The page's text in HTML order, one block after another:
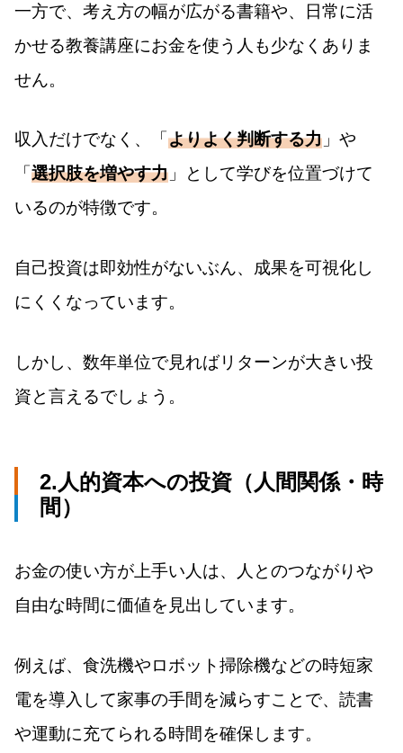
一方で、考え方の幅が広がる書籍や、日常に活
かせる教養講座にお金を使う人も少なくありま
せん。
収入だけでなく、「 よりよく判断する力 」や
「 選択肢を増やす力 」として学びを位置づけて
いるのが特徴です。
自己投資は即効性がないぶん、成果を可視化し
にくくなっています。
しかし、数年単位で見ればリターンが大きい投
資と言えるでしょう。
2.人的資本への投資（人間関係・時
間）
お金の使い方が上手い人は、人とのつながりや
自由な時間に価値を見出しています。
例えば、食洗機やロボット掃除機などの時短家
電を導入して家事の手間を減らすことで、読書
や運動に充てられる時間を確保します。